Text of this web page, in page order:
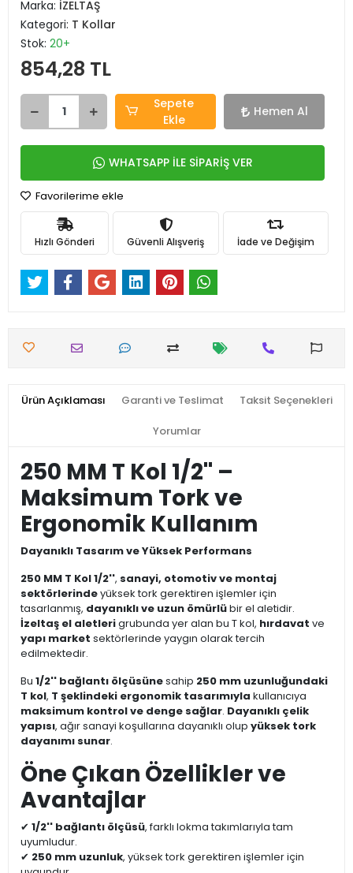
Marka: İZELTAŞ
Kategori: T Kollar
Stok: 20+
854,28 TL
Sepete
Ekle
Hemen Al
WHATSAPP İLE SİPARİŞ VER
Favorilerime ekle
Hızlı Gönderi Güvenli Alışveriş İade ve Değişim
Ürün Açıklaması Garanti ve Teslimat Taksit Seçenekleri
Yorumlar
250 MM T Kol 1/2'' –
Maksimum Tork ve
Ergonomik Kullanım
Dayanıklı Tasarım ve Yüksek Performans
250 MM T Kol 1/2'', sanayi, otomotiv ve montaj
sektörlerindeyüksek tork gerektiren işlemler için
tasarlanmış, dayanıklı ve uzun ömürlübir el aletidir.
İzeltaş el aletlerigrubunda yer alan bu T kol, hırdavat ve
yapı market sektörlerinde yaygın olarak tercih
edilmektedir.
Bu 1/2'' bağlantı ölçüsünesahip 250 mm uzunluğundaki
T kol, T şeklindeki ergonomik tasarımıyla kullanıcıya
maksimum kontrol ve denge sağlar. Dayanıklı çelik
yapısı, ağır sanayi koşullarına dayanıklı olup yüksek tork
dayanımı sunar.
Öne Çıkan Özellikler ve
Avantajlar
✔ 1/2'' bağlantı ölçüsü, farklı lokma takımlarıyla tam
uyumludur.
✔ 250 mm uzunluk, yüksek tork gerektiren işlemler için